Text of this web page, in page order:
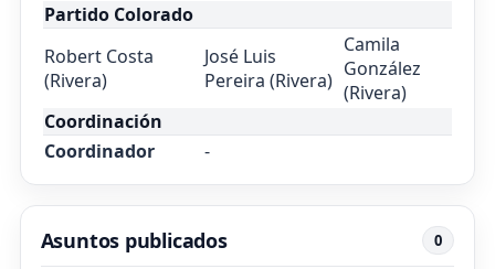
Partido Colorado
Robert Costa
(Rivera)
José Luis
Pereira (Rivera)
Camila
González
(Rivera)
Coordinación
Coordinador
-
Asuntos publicados 0